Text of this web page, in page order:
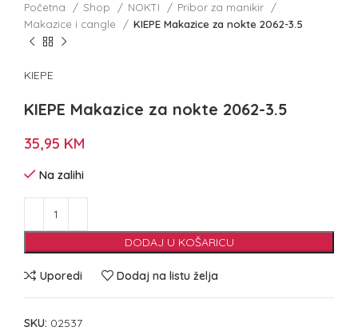
Početna Shop NOKTI
Pribor za manikir
Makazice i cangle
KIEPE Makazice za nokte 2062-3.5
KIEPE
KIEPE Makazice za nokte 2062-3.5
35,95 KM
Na zalihi
DODAJ U KOŠARICU
Uporedi Dodaj na listu želja
SKU: 02537